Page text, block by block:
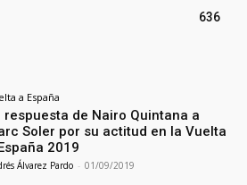
636
a España
respuesta de Nairo Quintana a
Soler por su actitud en la Vuelta
2019
Álvarez Pardo - 01/09/2019